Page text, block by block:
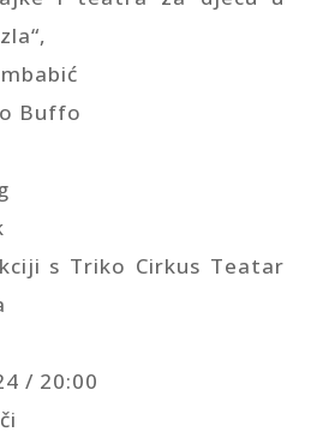
Buffo
s Triko Cirkus Teatar
/ 20:00